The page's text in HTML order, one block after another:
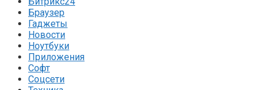
Браузер
Гаджеты
Новости
Ноутбуки
Приложения
Софт
Соцсети